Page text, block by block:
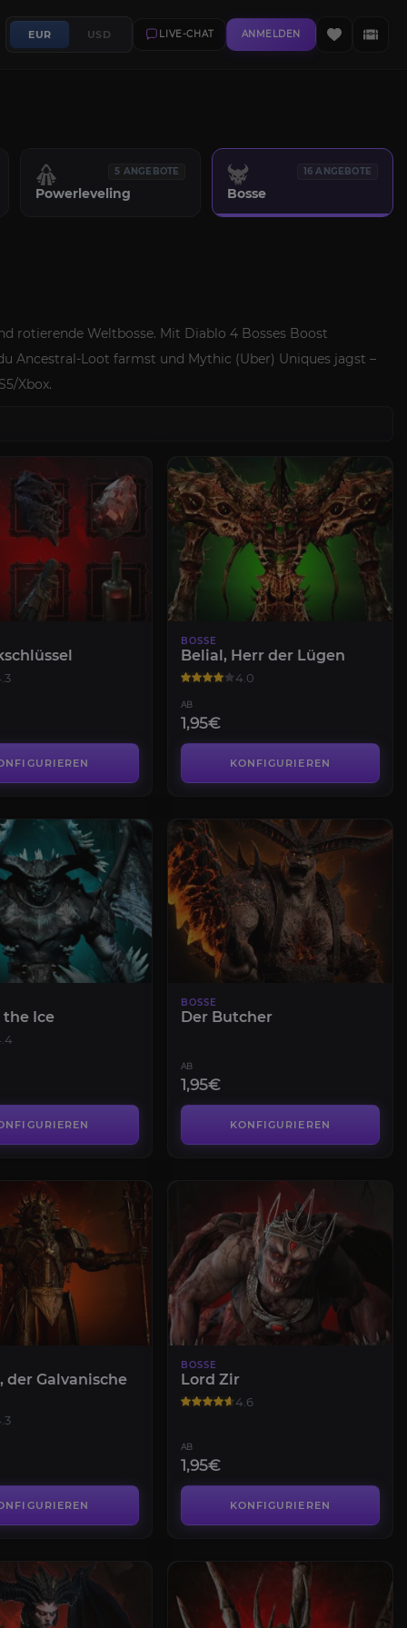
EUR USD LIVE-CHAT ANMELDEN
5 ANGEBOTE
Powerleveling
16 ANGEBOTE
Bosse
rotierende Weltbosse. Mit Diablo 4 Bosses Boost
Ancestral-Loot farmst und Mythic (Uber) Uniques jagst –
Xbox.
BOSSE
Belial, Herr der Lügen
4.0
AB
1,95€
KONFIGURIEREN
the Ice
BOSSE
Der Butcher
AB
1,95€
KONFIGURIEREN
der Galvanische
BOSSE
Lord Zir
4.6
AB
1,95€
KONFIGURIEREN